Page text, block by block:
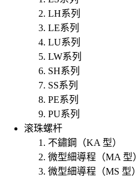
LH系列
LE系列
LU系列
LW系列
SH系列
SS系列
PE系列
PU系列
滚珠螺杆
不鏽鋼（KA 型）
微型細導程（MA 型）
微型細導程（MS 型）